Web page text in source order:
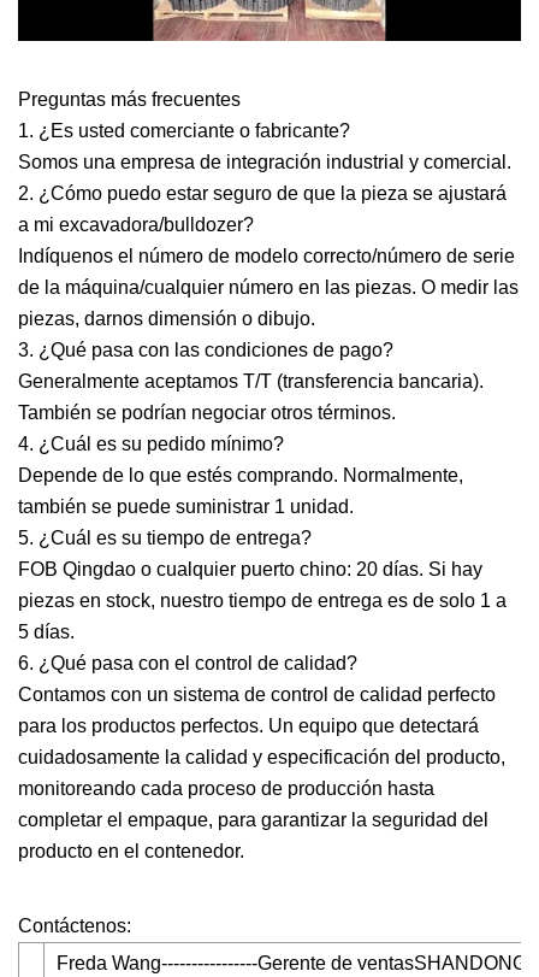
Preguntas más frecuentes
1. ¿Es usted comerciante o fabricante?
Somos una empresa de integración industrial y comercial.
2. ¿Cómo puedo estar seguro de que la pieza se ajustará
a mi excavadora/bulldozer?
Indíquenos el número de modelo correcto/número de serie
de la máquina/cualquier número en las piezas. O medir las
piezas, darnos dimensión o dibujo.
3. ¿Qué pasa con las condiciones de pago?
Generalmente aceptamos T/T (transferencia bancaria).
También se podrían negociar otros términos.
4. ¿Cuál es su pedido mínimo?
Depende de lo que estés comprando. Normalmente,
también se puede suministrar 1 unidad.
5. ¿Cuál es su tiempo de entrega?
FOB Qingdao o cualquier puerto chino: 20 días. Si hay
piezas en stock, nuestro tiempo de entrega es de solo 1 a
5 días.
6. ¿Qué pasa con el control de calidad?
Contamos con un sistema de control de calidad perfecto
para los productos perfectos. Un equipo que detectará
cuidadosamente la calidad y especificación del producto,
monitoreando cada proceso de producción hasta
completar el empaque, para garantizar la seguridad del
producto en el contenedor.
Contáctenos:
Freda Wang----------------Gerente de